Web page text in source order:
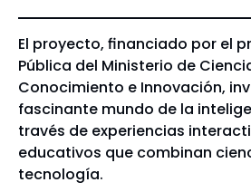
El proyecto, financiado por el
Pública del Ministerio de
Conocimiento e Innovación,
fascinante mundo de la
través de experiencias
educativos que combinan
tecnología.